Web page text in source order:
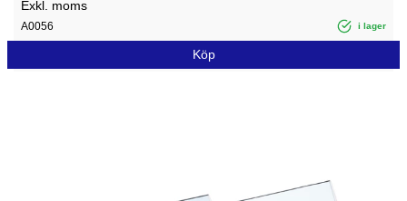
Exkl. moms
A0056 i lager
Köp